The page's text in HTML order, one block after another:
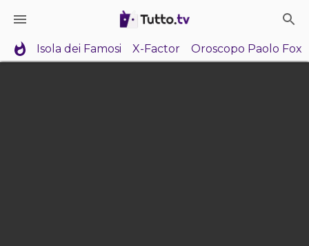
Isola dei Famosi X-Factor Oroscopo Paolo Fox